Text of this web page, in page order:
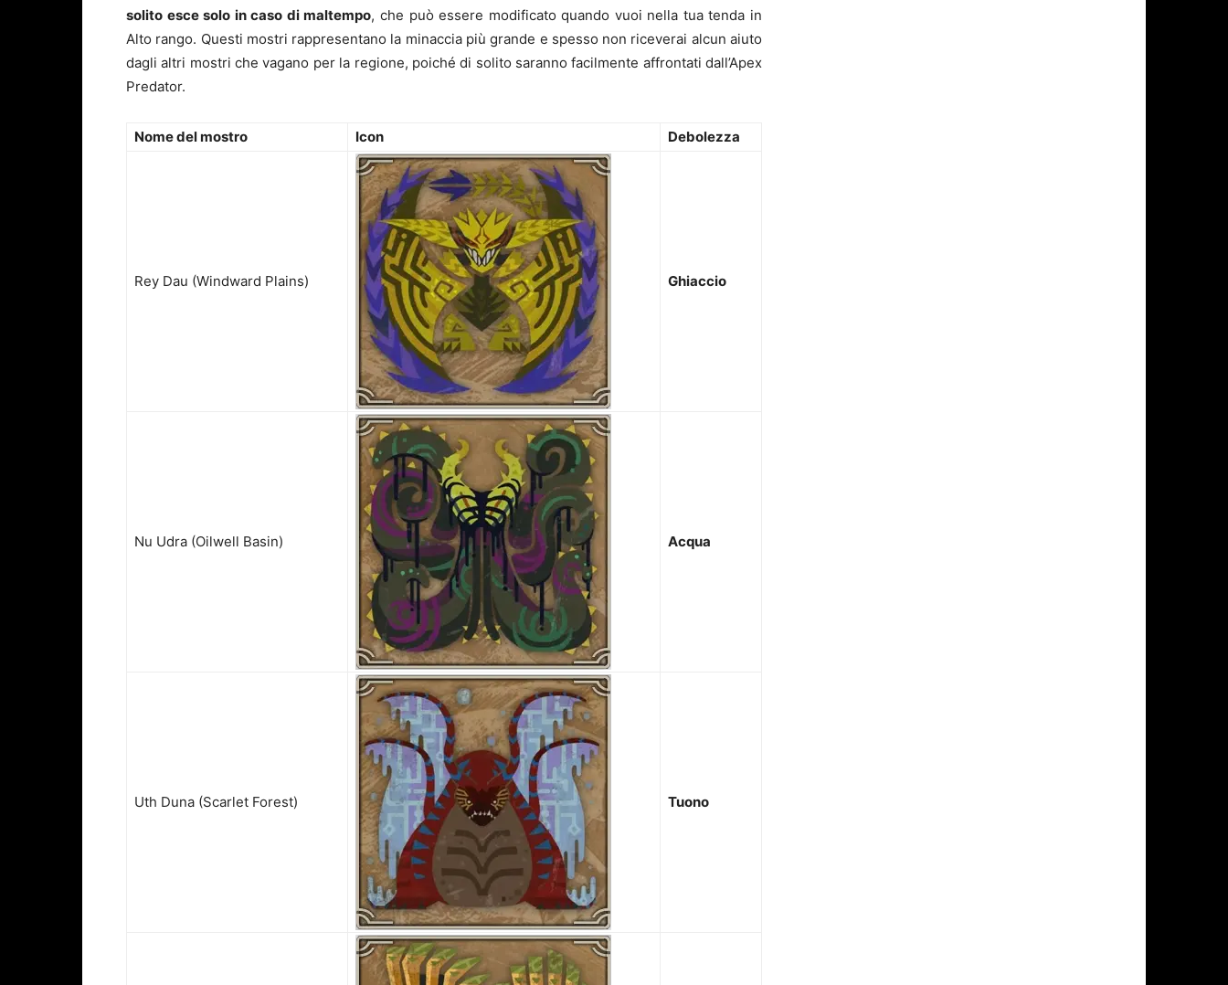
solito esce solo in caso di maltempo, che può essere modificato quando vuoi nella tua tenda in
Alto rango. Questi mostri rappresentano la minaccia più grande e spesso non riceverai alcun aiuto
dagli altri mostri che vagano per la regione, poiché di solito saranno facilmente affrontati dall’Apex
Predator.
Nome del mostro Icon Debolezza
Rey Dau (Windward Plains) Ghiaccio
Nu Udra (Oilwell Basin) Acqua
Uth Duna (Scarlet Forest) Tuono